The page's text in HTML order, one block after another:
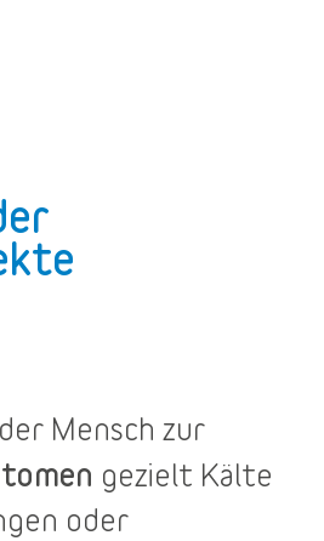
Mensch zur
gezielt Kälte
oder